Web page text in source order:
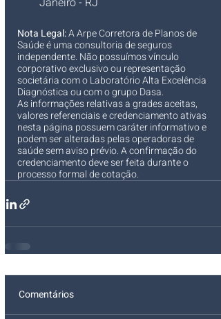
Nota Legal: A Arpe Corretora de Planos de
Saúde é uma consultoria de seguros
independente. Não possuímos vínculo
corporativo exclusivo ou representação
societária com o Laboratório Alta Excelência
Diagnóstica ou com o grupo Dasa.
As informações relativas a grades aceitas,
valores referenciais e credenciamento ativas
nesta página possuem caráter informativo e
podem ser alteradas pelas operadoras de
saúde sem aviso prévio. A confirmação do
credenciamento deve ser feita durante o
processo formal de cotação.
Comentários